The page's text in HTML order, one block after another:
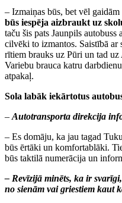
– Izmaiņas būs, bet vēl
būs iespēja aizbraukt uz
taču šis pats Jaunpils
cilvēki to izmantos. Saistībā ar
rītiem brauks uz Pūri un tad uz
Variebu brauca katru
atpakaļ.
Sola labāk iekārtotus
– Autotransporta direkcija
– Es domāju, ka jau tagad
būs ērtāki un komfortablāki.
būs taktilā numerācija un
– Revīzijā minēts, ka ir
no sienām vai griestiem kaut